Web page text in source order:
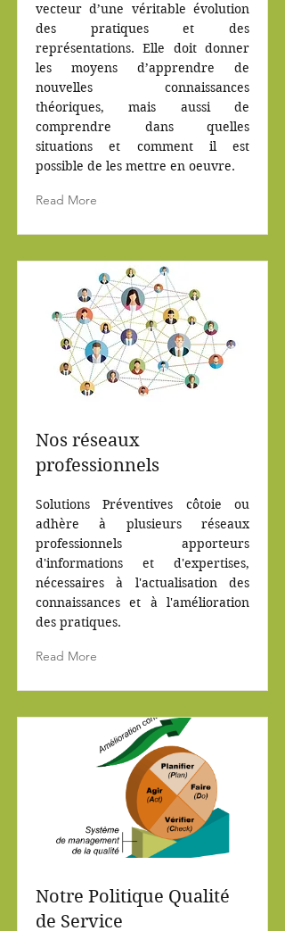
vecteur d’une véritable évolution
des pratiques et des
représentations. Elle doit donner
les moyens d’apprendre de
nouvelles connaissances
théoriques, mais aussi de
comprendre dans quelles
situations et comment il est
possible de les mettre en oeuvre.
Read More
Nos réseaux
professionnels
Solutions Préventives côtoie ou
adhère à plusieurs réseaux
professionnels apporteurs
d'informations et d'expertises,
nécessaires à l'actualisation des
connaissances et à l'amélioration
des pratiques.
Read More
Notre Politique Qualité
de Service